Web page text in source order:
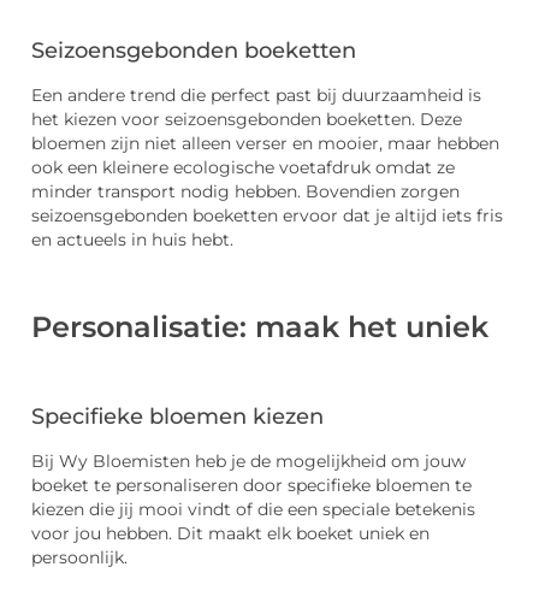
Seizoensgebonden boeketten
Een andere trend die perfect past bij duurzaamheid is
het kiezen voor seizoensgebonden boeketten. Deze
bloemen zijn niet alleen verser en mooier, maar hebben
ook een kleinere ecologische voetafdruk omdat ze
minder transport nodig hebben. Bovendien zorgen
seizoensgebonden boeketten ervoor dat je altijd iets fris
en actueels in huis hebt.
Personalisatie: maak het uniek
Specifieke bloemen kiezen
Bij Wy Bloemisten heb je de mogelijkheid om jouw
boeket te personaliseren door specifieke bloemen te
kiezen die jij mooi vindt of die een speciale betekenis
voor jou hebben. Dit maakt elk boeket uniek en
persoonlijk.